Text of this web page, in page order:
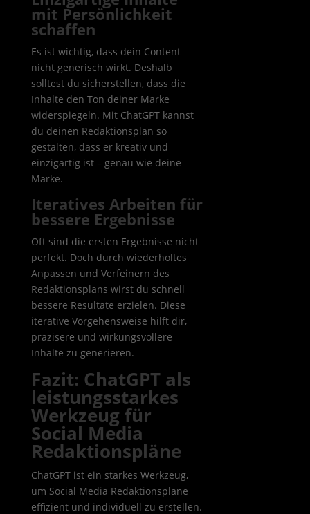
mit Persönlichkeit
schaffen
Es ist wichtig, dass dein Content
nicht generisch wirkt. Deshalb
solltest du sicherstellen, dass die
Inhalte den Ton deiner Marke
widerspiegeln. Mit ChatGPT kannst
du deinen Redaktionsplan so
gestalten, dass er kreativ und
einzigartig ist – genau wie deine
Marke.
Iteratives Arbeiten für
bessere Ergebnisse
Oft sind die ersten Ergebnisse nicht
perfekt. Doch durch wiederholtes
Anpassen und Verfeinern des
Redaktionsplans wirst du schnell
bessere Resultate erzielen. Diese
iterative Vorgehensweise hilft dir,
präzisere und wirkungsvollere
Inhalte zu generieren.
Fazit: ChatGPT als
leistungsstarkes
Werkzeug für
Social Media
Redaktionspläne
ChatGPT ist ein starkes Werkzeug,
um Social Media Redaktionspläne
effizient und individuell zu erstellen.